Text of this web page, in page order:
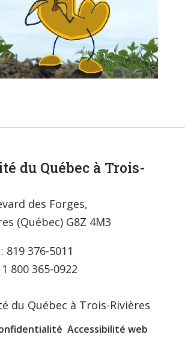
du Québec à Trois-
des Forges,
(Québec) G8Z 4M3
819 376-5011
800 365-0922
du Québec à Trois-Rivières
Accessibilité web